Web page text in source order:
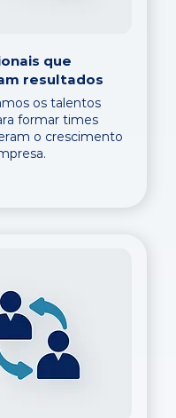
que
resultados
os talentos
formar times
o crescimento